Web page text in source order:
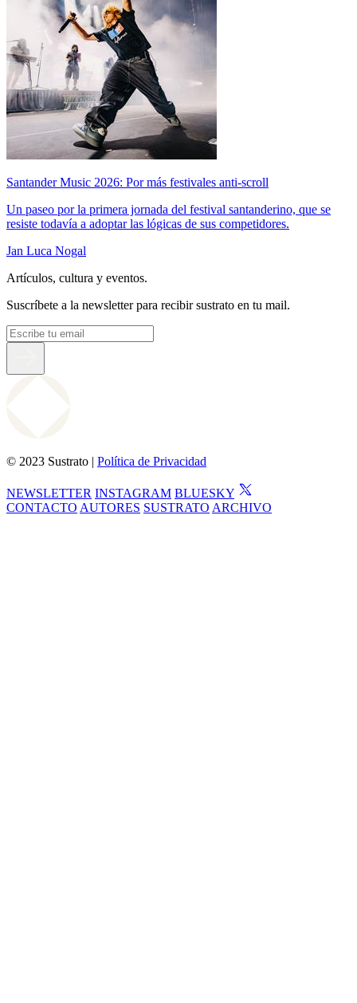
Santander Music 2026: Por más festivales anti-scroll
Un paseo por la primera jornada del festival santanderino, que se
resiste todavía a adoptar las lógicas de sus competidores.
Jan Luca Nogal
Artículos, cultura y eventos.
Suscríbete a la newsletter para recibir sustrato en tu mail.
© 2023 Sustrato | Política de Privacidad
NEWSLETTER INSTAGRAM BLUESKY
CONTACTO AUTORES SUSTRATO ARCHIVO